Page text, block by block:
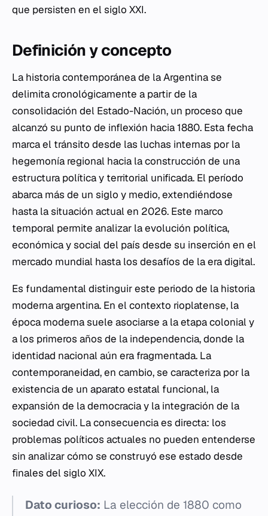
que persisten en el siglo XXI.
Definición y concepto
La historia contemporánea de la Argentina se
delimita cronológicamente a partir de la
consolidación del Estado-Nación, un proceso que
alcanzó su punto de inflexión hacia 1880. Esta fecha
marca el tránsito desde las luchas internas por la
hegemonía regional hacia la construcción de una
estructura política y territorial unificada. El período
abarca más de un siglo y medio, extendiéndose
hasta la situación actual en 2026. Este marco
temporal permite analizar la evolución política,
económica y social del país desde su inserción en el
mercado mundial hasta los desafíos de la era digital.
Es fundamental distinguir este periodo de la historia
moderna argentina. En el contexto rioplatense, la
época moderna suele asociarse a la etapa colonial y
a los primeros años de la independencia, donde la
identidad nacional aún era fragmentada. La
contemporaneidad, en cambio, se caracteriza por la
existencia de un aparato estatal funcional, la
expansión de la democracia y la integración de la
sociedad civil. La consecuencia es directa: los
problemas políticos actuales no pueden entenderse
sin analizar cómo se construyó ese estado desde
finales del siglo XIX.
Dato curioso: La elección de 1880 como